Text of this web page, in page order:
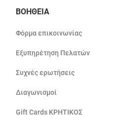
ΒΟΗΘΕΙΑ
Φόρμα επικοινωνίας
Εξυπηρέτηση Πελατών
Συχνές ερωτήσεις
Διαγωνισμοί
Gift Cards ΚΡΗΤΙΚΟΣ